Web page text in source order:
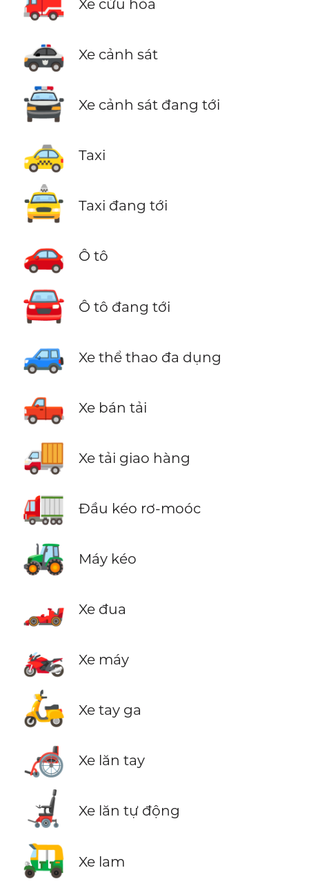
Xe cứu hỏa
🚓 Xe cảnh sát
🚔 Xe cảnh sát đang tới
🚕 Taxi
🚖 Taxi đang tới
🚗 Ô tô
🚘 Ô tô đang tới
🚙 Xe thể thao đa dụng
🛻 Xe bán tải
🚚 Xe tải giao hàng
🚛 Đầu kéo rơ-moóc
🚜 Máy kéo
🏎️ Xe đua
🏍️ Xe máy
🛵 Xe tay ga
🦽 Xe lăn tay
🦼 Xe lăn tự động
🛺 Xe lam